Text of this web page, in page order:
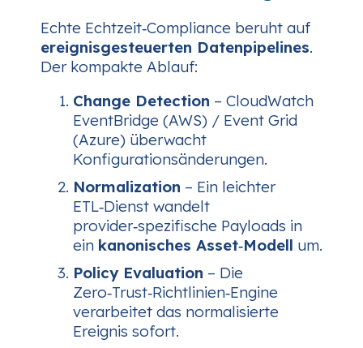
Echte Echtzeit‑Compliance beruht auf
ereignisgesteuerten Datenpipelines.
Der kompakte Ablauf:
Change Detection – CloudWatch
EventBridge (AWS) / Event Grid
(Azure) überwacht
Konfigurationsänderungen.
Normalization – Ein leichter
ETL‑Dienst wandelt
provider‑spezifische Payloads in
ein kanonisches Asset‑Modell um.
Policy Evaluation – Die
Zero‑Trust‑Richtlinien‑Engine
verarbeitet das normalisierte
Ereignis sofort.